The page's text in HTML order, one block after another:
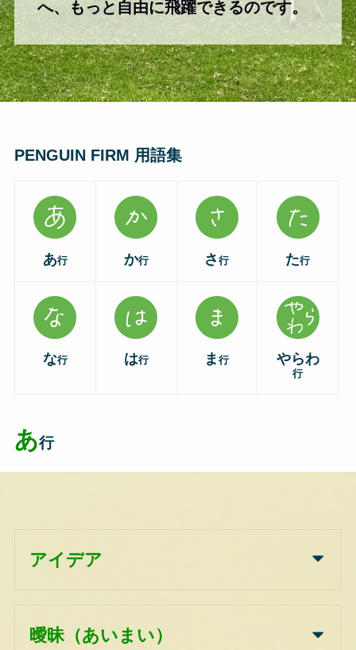
へ、もっと自由に飛躍できるのです。
PENGUIN FIRM 用語集
あ行 か行 さ行 た行
な行 は行 ま行 やらわ
行
あ行
アイデア
曖昧（あいまい）